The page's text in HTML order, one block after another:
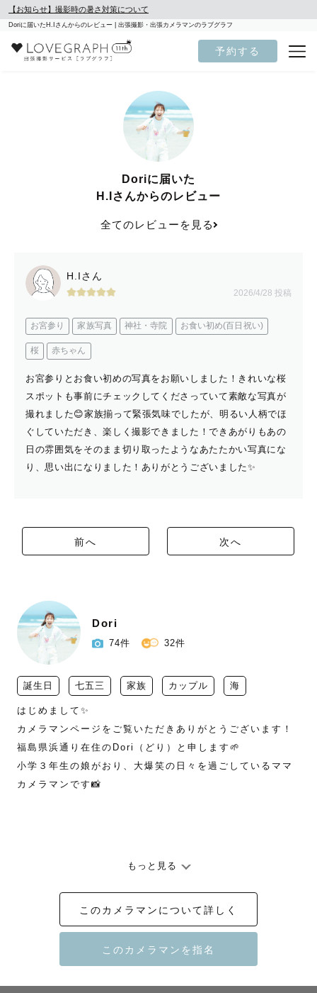
【お知らせ】撮影時の暑さ対策について
Doriに届いたH.Iさんからのレビュー | 出張撮影・出張カメラマンのラブグラフ
予約する
Doriに届いた
H.Iさんからのレビュー
全てのレビューを見る
H.Iさん
2026/4/28 投稿
お宮参り 家族写真 神社・寺院 お食い初め(百日祝い)
桜 赤ちゃん
お宮参りとお食い初めの写真をお願いしました！きれいな桜
スポットも事前にチェックしてくださっていて素敵な写真が
撮れました😊家族揃って緊張気味でしたが、明るい人柄でほ
ぐしていただき、楽しく撮影できました！できあがりもあの
日の雰囲気をそのまま切り取ったようなあたたかい写真にな
り、思い出になりました！ありがとうございました✨
前へ 次へ
Dori
74件 32件
誕生日 七五三 家族 カップル 海
はじめまして✨
カメラマンページをご覧いただきありがとうございます！
福島県浜通り在住のDori（どり）と申します🌱
小学３年生の娘がおり、大爆笑の日々を過ごしているママ
カメラマンです📸
【幸せを残すお手伝い】をさせていただきます
あっという間に過ぎてしまう、幸せが溢れている何気ない
皆様の大切な瞬間を写真というカタチで残していきます
もっと見る
このカメラマンについて詳しく